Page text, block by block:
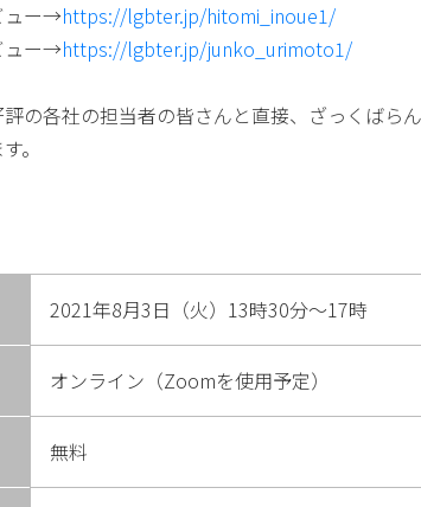
ュー→https://lgbter.jp/hitomi_inoue1/
ュー→https://lgbter.jp/junko_urimoto1/
の各社の担当者の皆さんと直接、ざっくばら
。
2021年8月3日（火）13時30分～17時
オンライン（Zoomを使用予定）
無料